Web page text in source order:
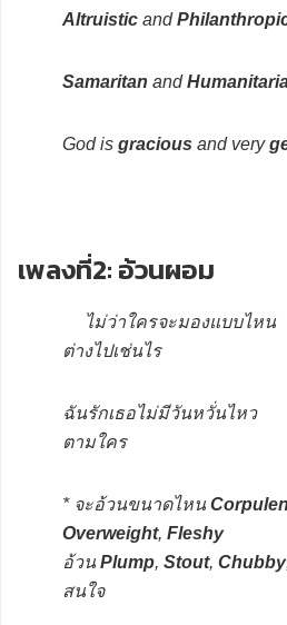
Altruistic and
Samaritan and
God is gracious and very
เพลงที่2: อ้วนผอม
ไม่ว่าใครจะมองแบบไห
ต่างไปเช่นไร
ฉันรักเธอไม่มีวันหวั่นไหว
ตามใคร
* จะอ้วนขนาดไหน
Overweight, Fleshy
อ้วน Plump, Stout, Chubby
สนใจ